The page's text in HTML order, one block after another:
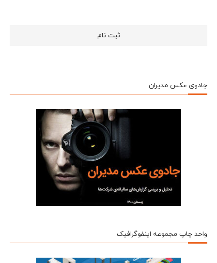
جادوی عکس مدیران
واحد چاپ مجموعه اینفوگرافیک